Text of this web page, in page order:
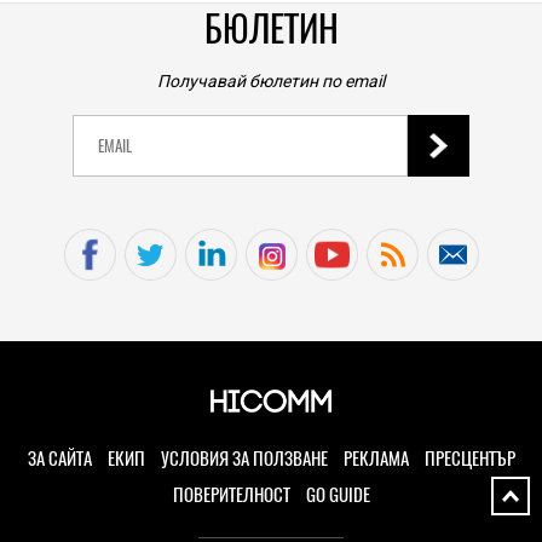
TECH
Вашите любими Android приложения може да са
неочакваният източник на местоположението ви
07.08.2026
TECH
iPhone 20 Pro Max се очаква да бъде още по-голям:
това е предполагаемият размер на дисплея
Надеждност на уредите, на която можете да
разчитате
06.08.2026
БЮЛЕТИН
Получавай бюлетин по email
ЗА САЙТА ЕКИП УСЛОВИЯ ЗА ПОЛЗВАНЕ РЕКЛАМА
ПРЕСЦЕНТЪР
ПОВЕРИТЕЛНОСТ
GO GUIDE